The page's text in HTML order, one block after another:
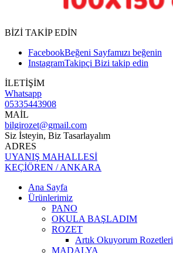
BİZİ TAKİP EDİN
FacebookBeğeni Sayfamızı beğenin
InstagramTakipçi Bizi takip edin
İLETİŞİM
Whatsapp
05335443908
MAİL
bilgirozet@gmail.com
Siz İsteyin, Biz Tasarlayalım
ADRES
UYANIŞ MAHALLESİ
KEÇİÖREN / ANKARA
Ana Sayfa
Ürünlerimiz
PANO
OKULA BAŞLADIM
ROZET
Artık Okuyorum Rozetleri
MADALYA